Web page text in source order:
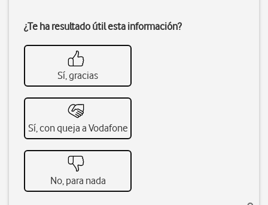
¿Te ha resultado útil esta información?
Sí, gracias
Sí, con queja a Vodafone
No, para nada